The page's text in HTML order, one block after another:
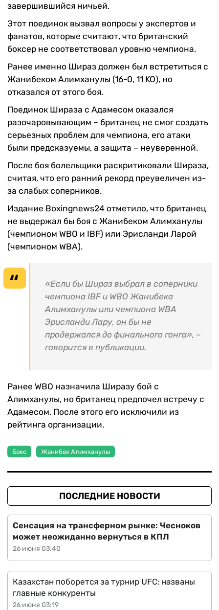
завершившийся ничьей.
Этот поединок вызвал вопросы у экспертов и
фанатов, которые считают, что британский
боксер не соответствовал уровню чемпиона.
Ранее именно Шираз должен был встретиться с
Жанибеком Алимханулы (16-0, 11 KO), но
отказался от этого боя.
Поединок Шираза с Адамесом оказался
разочаровывающим – британец не смог создать
серьезных проблем для чемпиона, его атаки
были предсказуемы, а защита – неуверенной.
После боя болельщики раскритиковали Шираза,
считая, что его ранний рекорд преувеличен из-
за слабых соперников.
Издание Boxingnews24 отметило, что британец
не выдержал бы боя с Жанибеком Алимханулы
(чемпионом WBO и IBF) или Эрисланди Ларой
(чемпионом WBA).
«Если бы Шираз выбрал в соперники
чемпиона IBF и WBO Жанибека
Алимханулы или чемпиона WBA
Эрисланди Лару, он бы не
продержался до финального гонга», –
говорится в публикации.
Ранее WBO назначила Ширазу бой с
Алимханулы, но британец предпочел встречу с
Адамесом. После этого его исключили из
рейтинга организации.
Бокс Жанибек Алимханулы
ПОСЛЕДНИЕ НОВОСТИ
26 июня 03:40
Сенсация на трансферном рынке: Чесноков
может неожиданно вернуться в КПЛ
26 июня 03:19
Казахстан поборется за турнир UFC: названы
главные конкуренты